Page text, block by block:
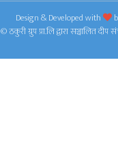
Design & Developed with
© ठकुरी ग्रुप प्रा.लि द्वारा सञ्चालित